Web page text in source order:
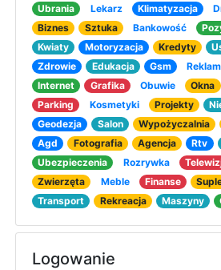
Ubrania
Lekarz Klimatyzacja
Biznes
Sztuka Bankowość
Kwiaty
Motoryzacja Kredyty
Zdrowie
Edukacja Gsm
Internet
Grafika Obuwie Okna
Parking
Kosmetyki Projekty
Geodezja
Salon Wypożyczalnia
Agd
Fotografia Agencja Rtv
Ubezpieczenia
Rozrywka
Zwierzęta
Meble Finanse
Transport
Rekreacja Maszyny
Logowanie